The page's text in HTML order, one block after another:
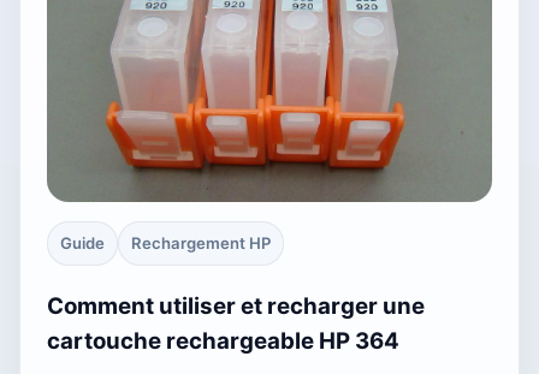
Guide Rechargement HP
Comment utiliser et recharger une
cartouche rechargeable HP 364